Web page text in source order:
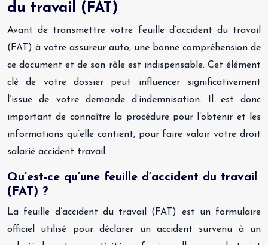
du travail (FAT)
Avant de transmettre votre feuille d’accident du travail
(FAT) à votre assureur auto, une bonne compréhension de
ce document et de son rôle est indispensable. Cet élément
clé de votre dossier peut influencer significativement
l’issue de votre demande d’indemnisation. Il est donc
important de connaître la procédure pour l’obtenir et les
informations qu’elle contient, pour faire valoir votre droit
salarié accident travail.
Qu’est-ce qu’une feuille d’accident du travail
(FAT) ?
La feuille d’accident du travail (FAT) est un formulaire
officiel utilisé pour déclarer un accident survenu à un